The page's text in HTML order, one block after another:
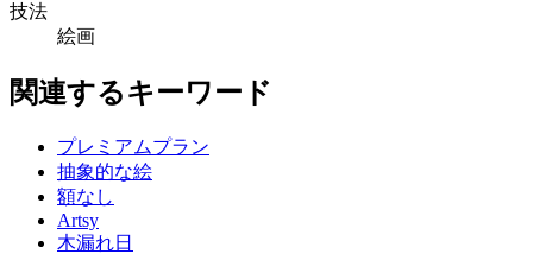
技法
絵画
関連するキーワード
プレミアムプラン
抽象的な絵
額なし
Artsy
木漏れ日